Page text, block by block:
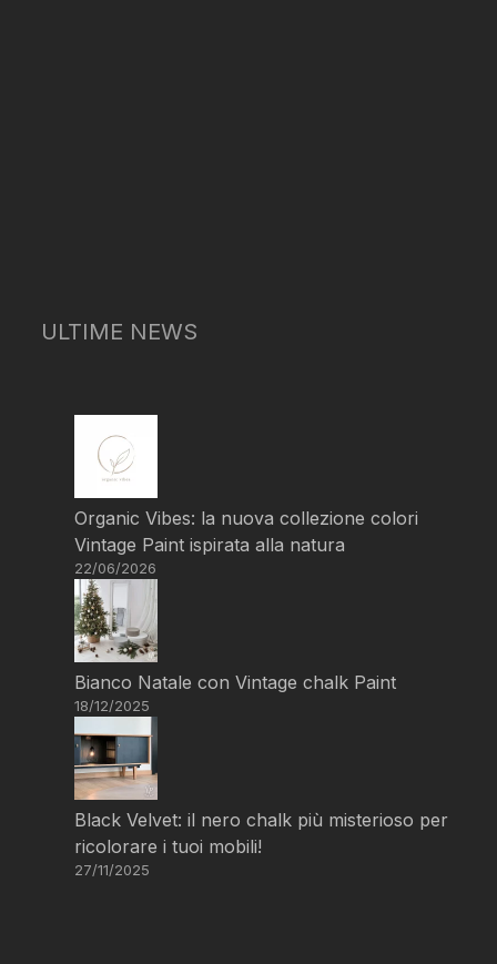
ULTIME NEWS
Organic Vibes: la nuova collezione colori
Vintage Paint ispirata alla natura
22/06/2026
Bianco Natale con Vintage chalk Paint
18/12/2025
Black Velvet: il nero chalk più misterioso per
ricolorare i tuoi mobili!
27/11/2025